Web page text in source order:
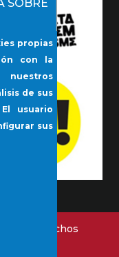
los derechos
SOBRE
propias
con la
de sus
usuario
sus